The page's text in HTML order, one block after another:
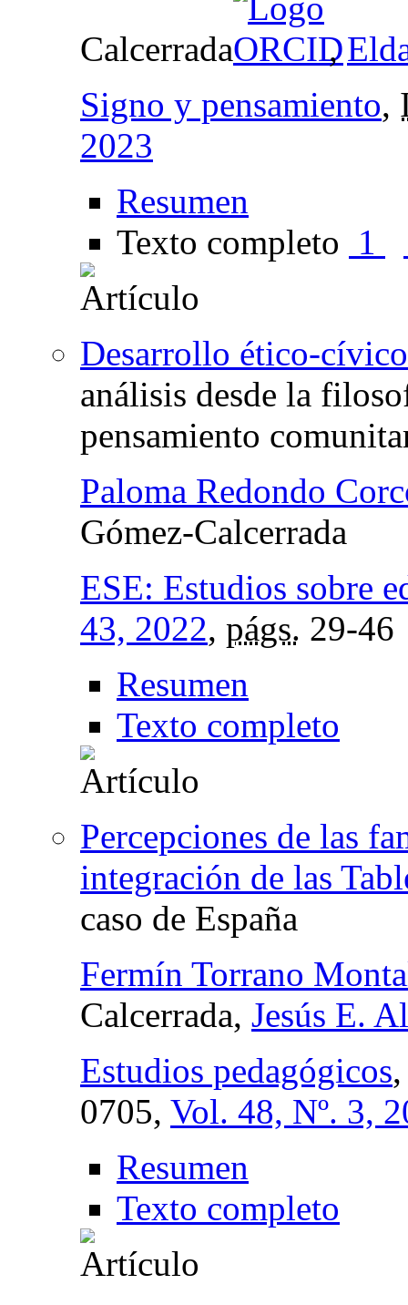
Calcerrada ,
Signo y pensamiento,
2023
Resumen
Texto completo 1
Desarrollo ético-
análisis desde la
pensamiento
Paloma Redondo
Gómez-Calcerrada
ESE: Estudios sobre
43, 2022, págs. 29-46
Resumen
Texto completo
Percepciones de las
integración de las
caso de España
Fermín Torrano
Calcerrada, Jesús E.
Estudios pedagógicos
0705, Vol. 48, Nº. 3,
Resumen
Texto completo